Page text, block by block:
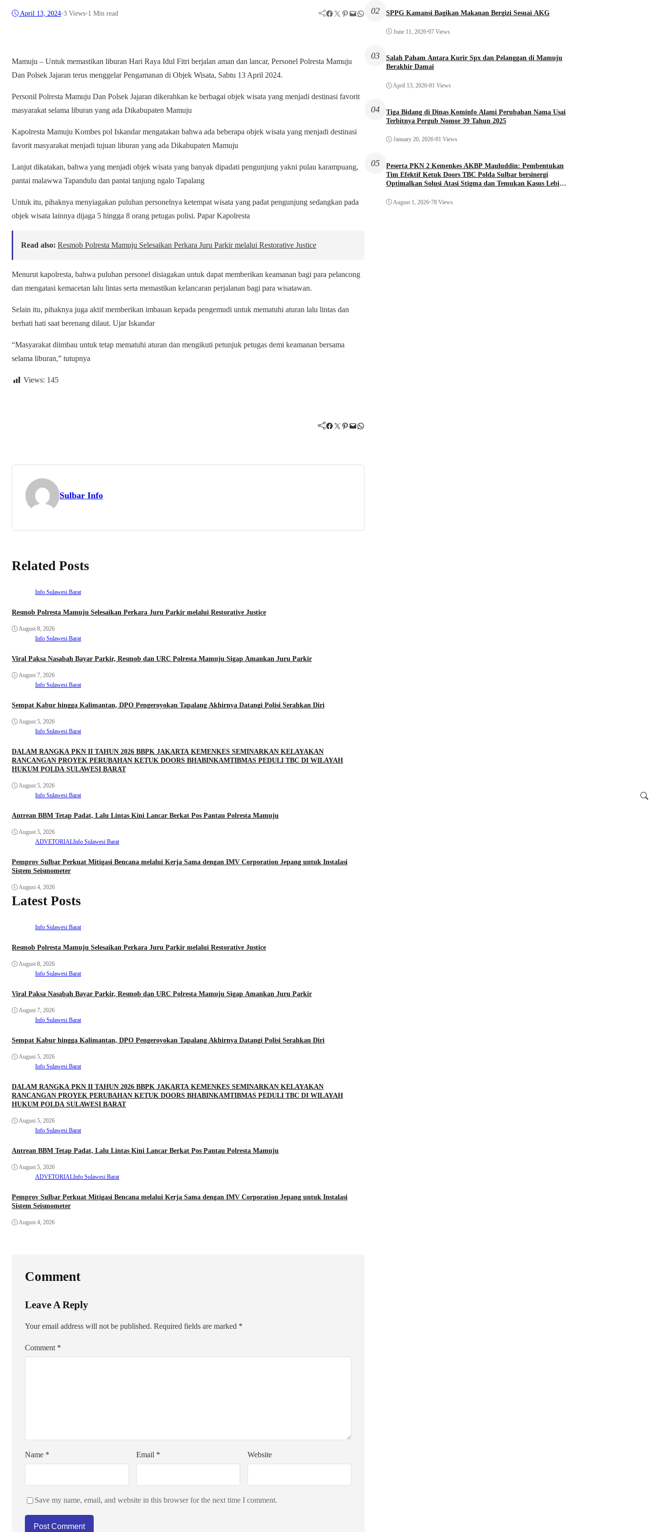
April 13, 2024•3 Views•1 Min read Facebook Twitter Pinterest Mail WhatsApp
Mamuju – Untuk memastikan liburan Hari Raya Idul Fitri berjalan aman dan lancar, Personel Polresta Mamuju
Dan Polsek Jajaran terus menggelar Pengamanan di Objek Wisata, Sabtu 13 April 2024.
Personil Polresta Mamuju Dan Polsek Jajaran dikerahkan ke berbagai objek wisata yang menjadi destinasi favorit
masyarakat selama liburan yang ada Dikabupaten Mamuju
Kapolresta Mamuju Kombes pol Iskandar mengatakan bahwa ada beberapa objek wisata yang menjadi destinasi
favorit masyarakat menjadi tujuan liburan yang ada Dikabupaten Mamuju
Lanjut dikatakan, bahwa yang menjadi objek wisata yang banyak dipadati pengunjung yakni pulau karampuang,
pantai malawwa Tapandulu dan pantai tanjung ngalo Tapalang
Untuk itu, pihaknya menyiagakan puluhan personelnya ketempat wisata yang padat pengunjung sedangkan pada
objek wisata lainnya dijaga 5 hingga 8 orang petugas polisi. Papar Kapolresta
Read also: Resmob Polresta Mamuju Selesaikan Perkara Juru Parkir melalui Restorative Justice
Menurut kapolresta, bahwa puluhan personel disiagakan untuk dapat memberikan keamanan bagi para pelancong
dan mengatasi kemacetan lalu lintas serta memastikan kelancaran perjalanan bagi para wisatawan.
Selain itu, pihaknya juga aktif memberikan imbauan kepada pengemudi untuk mematuhi aturan lalu lintas dan
berhati hati saat berenang dilaut. Ujar Iskandar
“Masyarakat diimbau untuk tetap mematuhi aturan dan mengikuti petunjuk petugas demi keamanan bersama
selama liburan,” tutupnya
Views: 145
Facebook Twitter Pinterest Mail WhatsApp
Sulbar Info
Related Posts
Info Sulawesi Barat
Resmob Polresta Mamuju Selesaikan Perkara Juru Parkir melalui Restorative Justice
August 8, 2026
Info Sulawesi Barat
Viral Paksa Nasabah Bayar Parkir, Resmob dan URC Polresta Mamuju Sigap Amankan Juru Parkir
August 7, 2026
Info Sulawesi Barat
Sempat Kabur hingga Kalimantan, DPO Pengeroyokan Tapalang Akhirnya Datangi Polisi Serahkan Diri
August 5, 2026
Info Sulawesi Barat
DALAM RANGKA PKN II TAHUN 2026 BBPK JAKARTA KEMENKES SEMINARKAN KELAYAKAN
RANCANGAN PROYEK PERUBAHAN KETUK DOORS BHABINKAMTIBMAS PEDULI TBC DI WILAYAH
HUKUM POLDA SULAWESI BARAT
August 5, 2026
Info Sulawesi Barat
Antrean BBM Tetap Padat, Lalu Lintas Kini Lancar Berkat Pos Pantau Polresta Mamuju
August 5, 2026
ADVETORIALInfo Sulawesi Barat
Pemprov Sulbar Perkuat Mitigasi Bencana melalui Kerja Sama dengan IMV Corporation Jepang untuk Instalasi
Sistem Seismometer
August 4, 2026
Latest Posts
Info Sulawesi Barat
Resmob Polresta Mamuju Selesaikan Perkara Juru Parkir melalui Restorative Justice
August 8, 2026
Info Sulawesi Barat
Viral Paksa Nasabah Bayar Parkir, Resmob dan URC Polresta Mamuju Sigap Amankan Juru Parkir
August 7, 2026
Info Sulawesi Barat
Sempat Kabur hingga Kalimantan, DPO Pengeroyokan Tapalang Akhirnya Datangi Polisi Serahkan Diri
August 5, 2026
Info Sulawesi Barat
DALAM RANGKA PKN II TAHUN 2026 BBPK JAKARTA KEMENKES SEMINARKAN KELAYAKAN
RANCANGAN PROYEK PERUBAHAN KETUK DOORS BHABINKAMTIBMAS PEDULI TBC DI WILAYAH
HUKUM POLDA SULAWESI BARAT
August 5, 2026
Info Sulawesi Barat
Antrean BBM Tetap Padat, Lalu Lintas Kini Lancar Berkat Pos Pantau Polresta Mamuju
August 5, 2026
ADVETORIALInfo Sulawesi Barat
Pemprov Sulbar Perkuat Mitigasi Bencana melalui Kerja Sama dengan IMV Corporation Jepang untuk Instalasi
Sistem Seismometer
August 4, 2026
Comment
Leave A Reply
Your email address will not be published. Required fields are marked *
Comment *
Name * Email * Website
Save my name, email, and website in this browser for the next time I comment.
02 SPPG Kamansi Bagikan Makanan Bergizi Sesuai AKG
June 11, 2026•97 Views
03
Salah Paham Antara Kurir Spx dan Pelanggan di Mamuju
Berakhir Damai
April 13, 2026•81 Views
04
Tiga Bidang di Dinas Kominfo Alami Perubahan Nama Usai
Terbitnya Pergub Nomor 39 Tahun 2025
January 20, 2026•81 Views
05
Peserta PKN 2 Kemenkes AKBP Mauluddin: Pembentukan
Tim Efektif Ketuk Doors TBC Polda Sulbar bersinergi
Optimalkan Solusi Atasi Stigma dan Temukan Kasus Lebih
August 1, 2026•78 Views